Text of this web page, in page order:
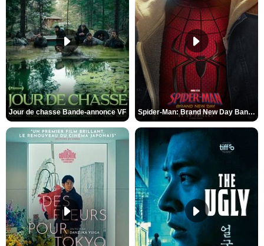
Jour de chasse Bande-annonce VF Spider-Man: Brand New Day Bande-annonce (3) VO STFR